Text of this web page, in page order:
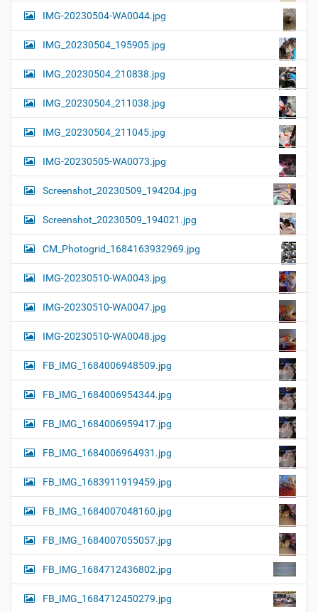
IMG-20230504-WA0044.jpg
IMG_20230504_195905.jpg
IMG_20230504_210838.jpg
IMG_20230504_211038.jpg
IMG_20230504_211045.jpg
IMG-20230505-WA0073.jpg
Screenshot_20230509_194204.jpg
Screenshot_20230509_194021.jpg
CM_Photogrid_1684163932969.jpg
IMG-20230510-WA0043.jpg
IMG-20230510-WA0047.jpg
IMG-20230510-WA0048.jpg
FB_IMG_1684006948509.jpg
FB_IMG_1684006954344.jpg
FB_IMG_1684006959417.jpg
FB_IMG_1684006964931.jpg
FB_IMG_1683911919459.jpg
FB_IMG_1684007048160.jpg
FB_IMG_1684007055057.jpg
FB_IMG_1684712436802.jpg
FB_IMG_1684712450279.jpg